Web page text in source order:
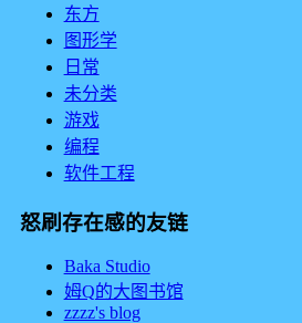
东方
图形学
日常
未分类
游戏
编程
软件工程
怒刷存在感的友链
Baka Studio
姆Q的大图书馆
zzzz's blog